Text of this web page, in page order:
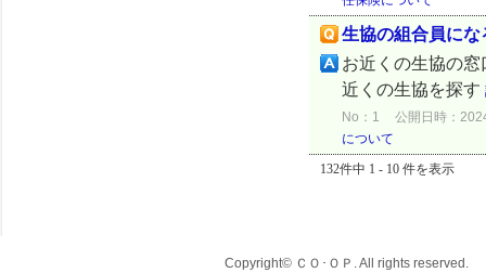
生協の組合員に
お近くの生協の
近くの生協を探す
No：1
公開日時：
について
132件中 1 - 10 件を表示
Copyright© ＣＯ･ＯＰ. All rights reserved.